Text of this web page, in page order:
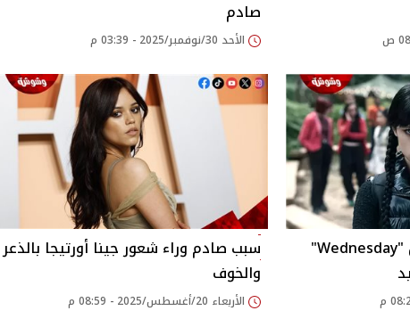
صادم
الأحد 30/نوفمبر/2025 - 03:39 م
انسحاب أبطال مسلسل "Wednesday"
سبب صادم وراء شعور جينا أورتيجا بالذعر
والخوف
الأربعاء 20/أغسطس/2025 - 08:59 م